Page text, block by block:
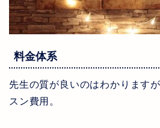
料金体系
先生の質が良いのはわかります
スン費用。